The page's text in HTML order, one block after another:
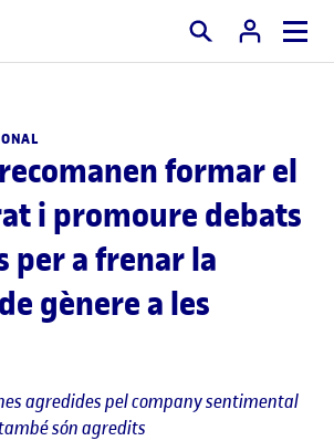
Cercar
formar el
i promoure debats
per a frenar la
gènere a les
agredides pel company sentimental
són agredits